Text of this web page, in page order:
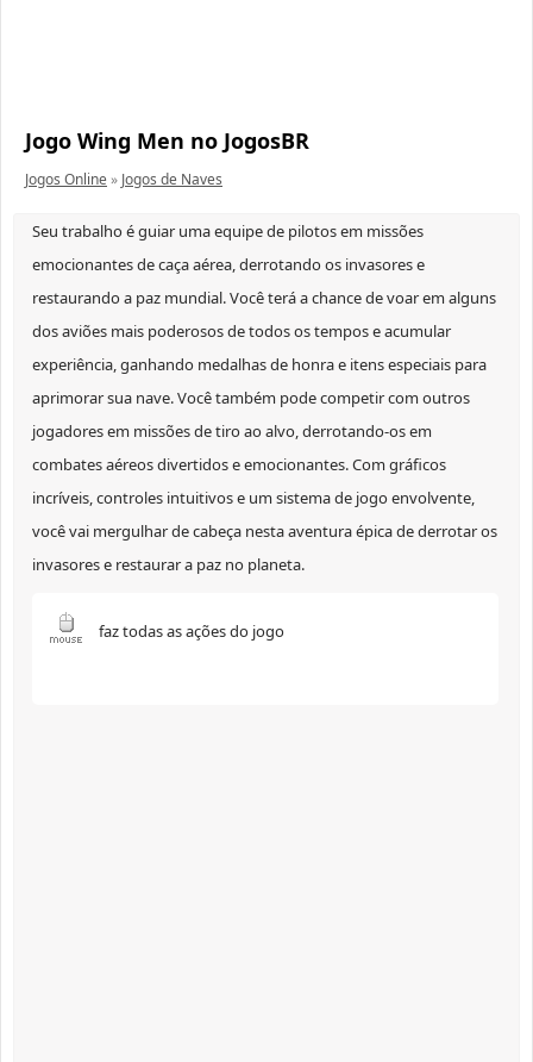
Jogo Wing Men no JogosBR
Jogos Online» Jogos de Naves
Seu trabalho é guiar uma equipe de pilotos em missões
emocionantes de caça aérea, derrotando os invasores e
restaurando a paz mundial. Você terá a chance de voar em alguns
dos aviões mais poderosos de todos os tempos e acumular
experiência, ganhando medalhas de honra e itens especiais para
aprimorar sua nave. Você também pode competir com outros
jogadores em missões de tiro ao alvo, derrotando-os em
combates aéreos divertidos e emocionantes. Com gráficos
incríveis, controles intuitivos e um sistema de jogo envolvente,
você vai mergulhar de cabeça nesta aventura épica de derrotar os
invasores e restaurar a paz no planeta.
faz todas as ações do jogo